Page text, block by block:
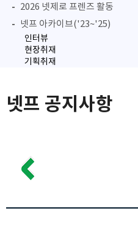
2026 넷제로 프렌즈 활동
넷프 아카이브('23~'25)
인터뷰
현장취재
기획취재
넷프 공지사항